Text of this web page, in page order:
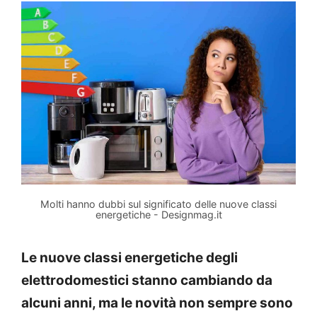
Molti hanno dubbi sul significato delle nuove classi
energetiche - Designmag.it
Le nuove classi energetiche degli
elettrodomestici stanno cambiando da
alcuni anni, ma le novità non sempre sono